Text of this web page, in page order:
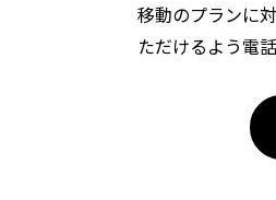
移動のプランに
ただけるよう電